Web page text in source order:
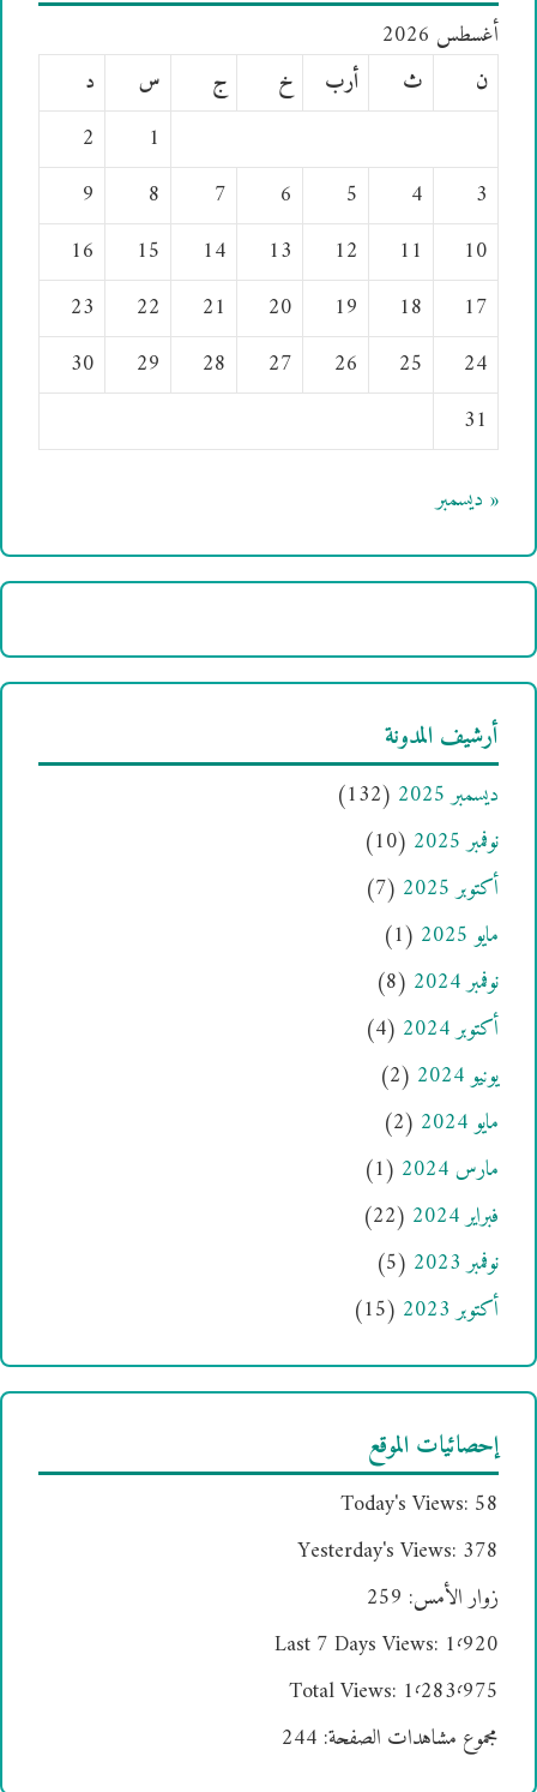
أغسطس 2026
ن
ث أرب خ ج س
د
1
2
3
4
5
6
7
8
9
10
11
12
13
14
15
16
17
18
19
20
21
22
23
24
25
26
27
28
29
30
31
« ديسمبر
أرشيف المدونة
ديسمبر 2025
(132)
نوفمبر 2025
(10)
أكتوبر 2025
(7)
مايو 2025
(1)
نوفمبر 2024
(8)
أكتوبر 2024
(4)
يونيو 2024
(2)
مايو 2024
(2)
مارس 2024
(1)
فبراير 2024
(22)
نوفمبر 2023
(5)
أكتوبر 2023
(15)
إحصائيات الموقع
Today's Views: 58
Yesterday's Views: 378
زوار الأمس: 259
Last 7 Days Views: 1٬920
Total Views: 1٬283٬975
مجموع مشاهدات الصفحة: 244